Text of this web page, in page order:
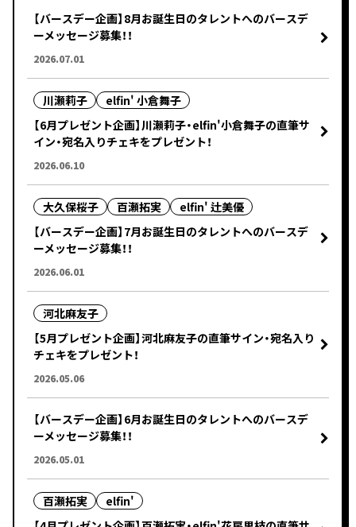
【バースデー企画】8月お誕生日のタレントへのバースデ
ーメッセージ募集！！
2026.07.01
川瀬莉子
elfin' 小倉舞子
【6月プレゼント企画】川瀬莉子・elfin'小倉舞子の直筆サ
イン・宛名入りチェキをプレゼント！
2026.06.10
大久保桜子 百瀬拓実
elfin' 辻美優
【バースデー企画】7月お誕生日のタレントへのバースデ
ーメッセージ募集！！
2026.06.01
河北麻友子
【5月プレゼント企画】河北麻友子の直筆サイン・宛名入り
チェキをプレゼント！
2026.05.06
【バースデー企画】6月お誕生日のタレントへのバースデ
ーメッセージ募集！！
2026.05.01
百瀬拓実
elfin'